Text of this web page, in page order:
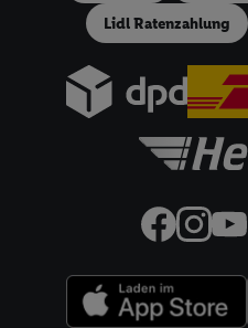
Lidl Ratenzahlung
verwendet werden, um daraus
zu erstellen (die sogenannte
die sogleich beschriebene
um Sie in von Dritten
Ihnen personalisierte
uns und einem der anderen
in einen Hashwert
Zudem erlauben Sie uns, der
in den Lidl-Diensten
Ihrer IP-Adresse, ob die